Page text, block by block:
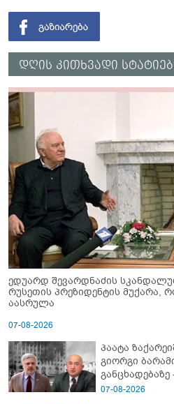
დღის კითხვადი
ედუარდ შევარდნაძის
რუსეთის პრეზიდენტის მუქარა,
აასრულა
07-08-2026
პაატა
გიორგი
დეტალურად
07-08-2026